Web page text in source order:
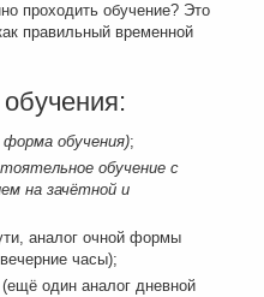
проходить обучение? Это
правильный временной
форма обучения);
обучение с
на зачётной и
аналог очной формы
часы);
один аналог дневной